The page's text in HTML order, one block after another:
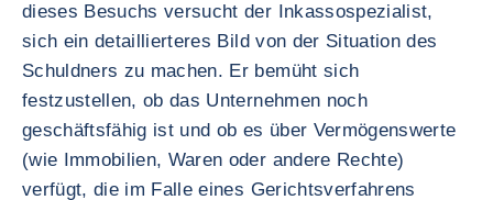
dieses Besuchs versucht der Inkassospezialist,
sich ein detaillierteres Bild von der Situation des
Schuldners zu machen. Er bemüht sich
festzustellen, ob das Unternehmen noch
geschäftsfähig ist und ob es über Vermögenswerte
(wie Immobilien, Waren oder andere Rechte)
verfügt, die im Falle eines Gerichtsverfahrens